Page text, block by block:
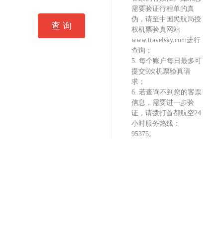
查 询
需要验证行程单的真
伪，请至中国民航局授
权机票验真网站
www.travelsky.com进行
查询；
5. 每个账户每日最多可
提交9次机票验真请
求；
6. 若查询不到您的客票
信息，需要进一步验
证，请拨打首都航空24
小时服务热线：
95375。